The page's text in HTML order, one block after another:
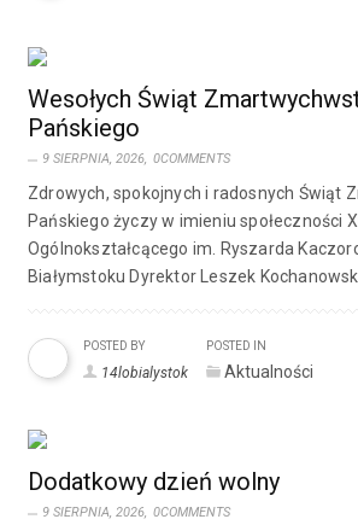
Wesołych Świąt
Pańskiego
9 SIERPNIA, 2026, 0COMMENTS
Zdrowych, spokojnych i radosnych Świąt
Pańskiego życzy w imieniu społeczności
Ogólnokształcącego im. Ryszarda
Białymstoku Dyrektor Leszek
POSTED BY
14lobialystok
POSTED IN
Aktualności
Dodatkowy dzień wolny
9 SIERPNIA, 2026, 0COMMENTS